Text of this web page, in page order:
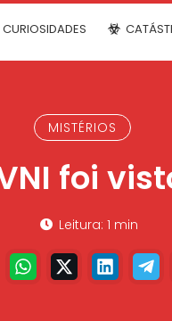
CURIOSIDADES
MISTÉRIOS
foi
Leitura: 1 min